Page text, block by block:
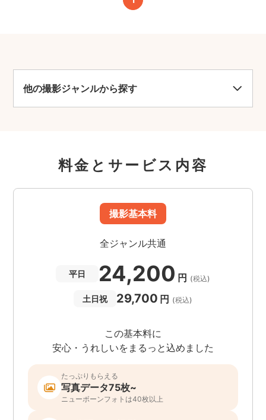
他の撮影ジャンルから探す
料金とサービス内容
撮影基本料
全ジャンル共通
平日 24,200 円 (税込)
土日祝 29,700 円 (税込)
この基本料に
安心・うれしいをまるっと込めました
たっぷりもらえる
写真データ75枚~
ニューボーンフォトは40枚以上